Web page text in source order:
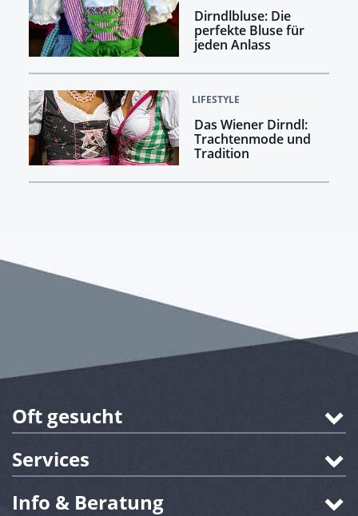
Dirndlbluse: Die
perfekte Bluse für
jeden Anlass
LIFESTYLE
Das Wiener Dirndl:
Trachtenmode und
Tradition
Oft gesucht
Services
Info & Beratung